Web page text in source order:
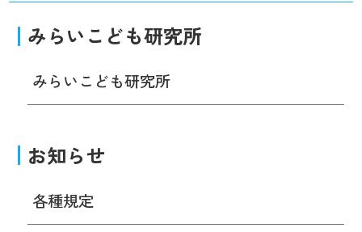
みらいこども研究所
みらいこども研究所
お知らせ
各種規定